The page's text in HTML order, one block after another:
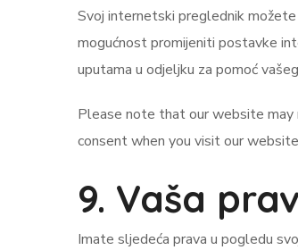
Svoj internetski preglednik
mogućnost promijeniti postavke
uputama u odjeljku za pomoć
Please note that our website
consent when you visit our
9. Vaša
Imate sljedeća prava u pogledu